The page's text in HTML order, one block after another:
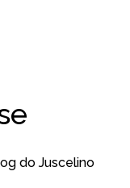
do Juscelino